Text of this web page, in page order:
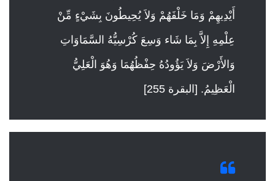
أَيْدِيهِمْ وَمَا خَلْفَهُمْ وَلاَ يُحِيطُونَ بِشَيْءٍ مِّنْ
عِلْمِهِ إِلاَّ بِمَا شَاء وَسِعَ كُرْسِيُّهُ السَّمَاوَاتِ
وَالأَرْضَ وَلاَ يَؤُودُهُ حِفْظُهُمَا وَهُوَ الْعَلِيُّ
الْعَظِيمُ. [البقرة 255]